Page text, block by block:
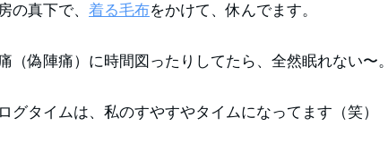
の真下で、 着る毛布をかけて、休んでます。
（偽陣痛）に時間図ったりしてたら、全然眠れない〜。
グタイムは、私のすやすやタイムになってます（笑）